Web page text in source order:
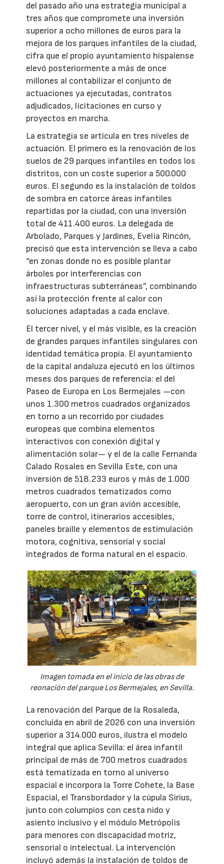
del pasado año una estrategia municipal a
tres años que compromete una inversión
superior a ocho millones de euros para la
mejora de los parques infantiles de la ciudad,
cifra que el propio ayuntamiento hispalense
elevó posteriormente a más de once
millones al contabilizar el conjunto de
actuaciones ya ejecutadas, contratos
adjudicados, licitaciones en curso y
proyectos en marcha.
La estrategia se articula en tres niveles de
actuación. El primero es la renovación de los
suelos de 29 parques infantiles en todos los
distritos, con un coste superior a 500.000
euros. El segundo es la instalación de toldos
de sombra en catorce áreas infantiles
repartidas por la ciudad, con una inversión
total de 411.400 euros. La delegada de
Arbolado, Parques y Jardines, Evelia Rincón,
precisó que esta intervención se lleva a cabo
“en zonas donde no es posible plantar
árboles por interferencias con
infraestructuras subterráneas”, combinando
así la protección frente al calor con
soluciones adaptadas a cada enclave.
El tercer nivel, y el más visible, es la creación
de grandes parques infantiles singulares con
identidad temática propia. El ayuntamiento
de la capital andaluza ejecutó en los últimos
meses dos parques de referencia: el del
Paseo de Europa en Los Bermejales —con
unos 1.300 metros cuadrados organizados
en torno a un recorrido por ciudades
europeas que combina elementos
interactivos con conexión digital y
alimentación solar— y el de la calle Fernanda
Calado Rosales en Sevilla Este, con una
inversión de 518.233 euros y más de 1.000
metros cuadrados tematizados como
aeropuerto, con un gran avión accesible,
torre de control, itinerarios accesibles,
paneles braille y elementos de estimulación
motora, cognitiva, sensorial y social
integrados de forma natural en el espacio.
Imagen tomada en el inicio de las obras de
reonación del parque Los Bermejales, en Sevilla.
La renovación del Parque de la Rosaleda,
concluida en abril de 2026 con una inversión
superior a 314.000 euros, ilustra el modelo
integral que aplica Sevilla: el área infantil
principal de más de 700 metros cuadrados
está tematizada en torno al universo
espacial e incorpora la Torre Cohete, la Base
Espacial, el Transbordador y la cúpula Sirius,
junto con columpios con cesta nido y
asiento inclusivo y el módulo Metrópolis
para menores con discapacidad motriz,
sensorial o intelectual. La intervención
incluyó además la instalación de toldos de